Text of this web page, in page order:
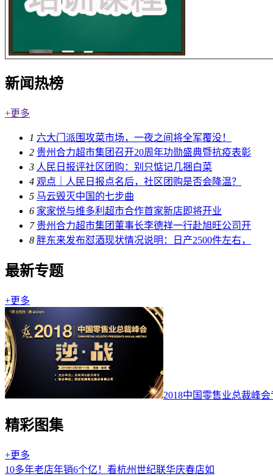
新闻热榜
+更多
1 六大门派围攻菜市场，一夜之间将全军覆没！
2 贵州合力超市集团召开20周年功勋盛典暨抗疫表彰
3 人民日报评社区团购：别只惦记几捆白菜
4 观点｜人民日报点名后，社区团购是否会降温？
5 马云毁灭中国的七步曲
6 家家悦与维多利超市合作首家新店即将开业
7 贵州合力超市集团董事长李德祥一行赴旭旺公司开
8 胖东来发布怼酒现状情况说明：日产2500件左右，
最新专题
+更多
2018中国零售业总裁峰
精彩图集
+更多
10多年老店年销6个亿！看杭州世纪联华庆春店如